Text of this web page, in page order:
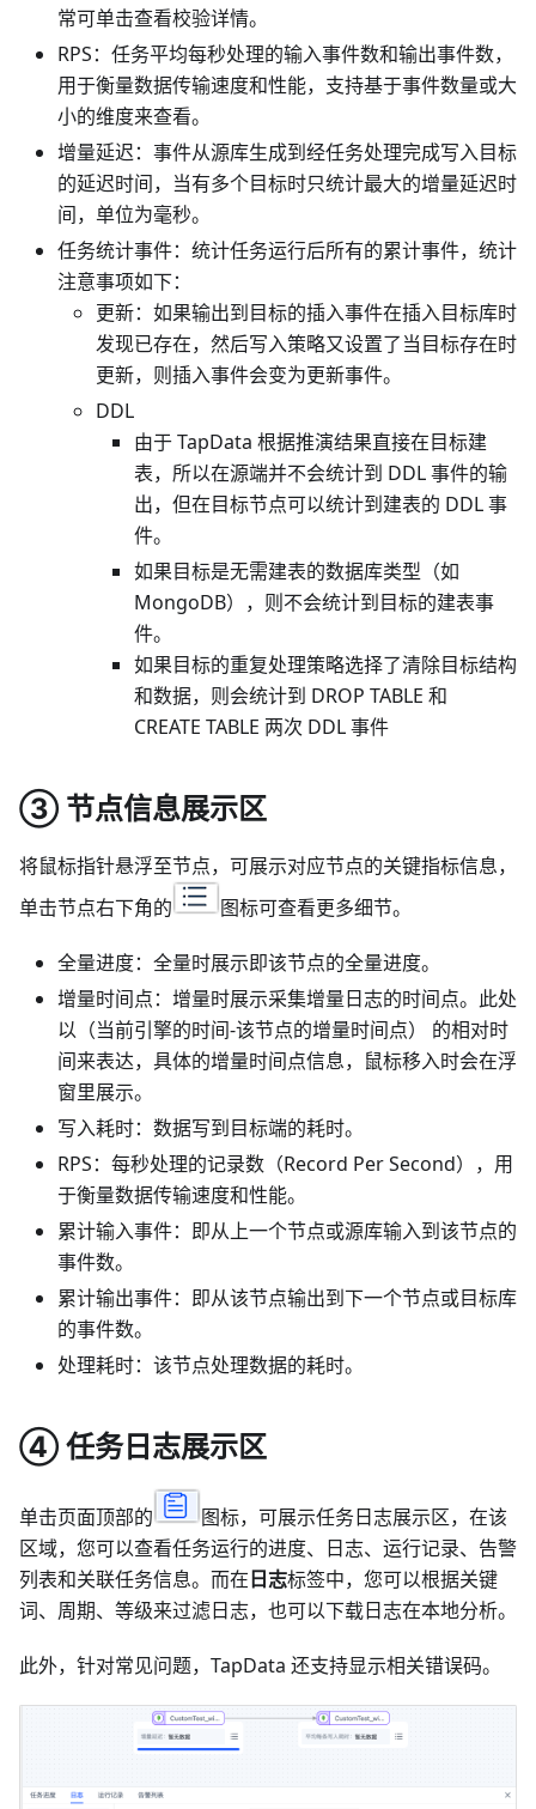
常可单击查看校验详情。
RPS：任务平均每秒处理的输入事件数和输出事件数，
用于衡量数据传输速度和性能，支持基于事件数量或大
小的维度来查看。
增量延迟：事件从源库生成到经任务处理完成写入目标
的延迟时间，当有多个目标时只统计最大的增量延迟时
间，单位为毫秒。
任务统计事件：统计任务运行后所有的累计事件，统计
注意事项如下：
更新：如果输出到目标的插入事件在插入目标库时
发现已存在，然后写入策略又设置了当目标存在时
更新，则插入事件会变为更新事件。
DDL
由于 TapData 根据推演结果直接在目标建
表，所以在源端并不会统计到 DDL 事件的输
出，但在目标节点可以统计到建表的 DDL 事
件。
如果目标是无需建表的数据库类型（如
MongoDB），则不会统计到目标的建表事
件。
如果目标的重复处理策略选择了清除目标结构
和数据，则会统计到 DROP TABLE 和
CREATE TABLE 两次 DDL 事件
③ 节点信息展示区
将鼠标指针悬浮至节点，可展示对应节点的关键指标信息，
单击节点右下角的
图标可查看更多细节。
全量进度：全量时展示即该节点的全量进度。
增量时间点：增量时展示采集增量日志的时间点。此处
以（当前引擎的时间-该节点的增量时间点） 的相对时
间来表达，具体的增量时间点信息，鼠标移入时会在浮
窗里展示。
写入耗时：数据写到目标端的耗时。
RPS：每秒处理的记录数（Record Per Second），用
于衡量数据传输速度和性能。
累计输入事件：即从上一个节点或源库输入到该节点的
事件数。
累计输出事件：即从该节点输出到下一个节点或目标库
的事件数。
处理耗时：该节点处理数据的耗时。
④任务日志展示区
单击页面顶部的
图标，可展示任务日志展示区，在该
区域，您可以查看任务运行的进度、日志、运行记录、告警
列表和关联任务信息。而在日志标签中，您可以根据关键
词、周期、等级来过滤日志，也可以下载日志在本地分析。
此外，针对常见问题，TapData 还支持显示相关错误码。